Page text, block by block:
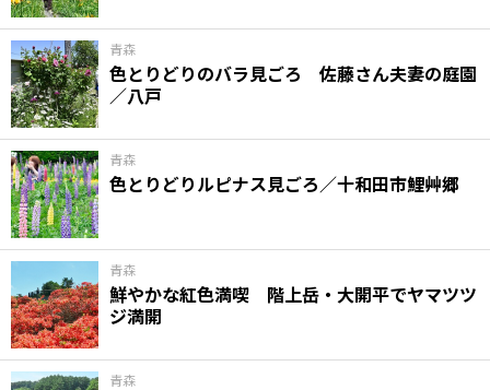
青森
色とりどりのバラ見ごろ 佐藤さん夫妻の庭園
／八戸
青森
色とりどりルピナス見ごろ／十和田市鯉艸郷
青森
鮮やかな紅色満喫 階上岳・大開平でヤマツツ
ジ満開
青森